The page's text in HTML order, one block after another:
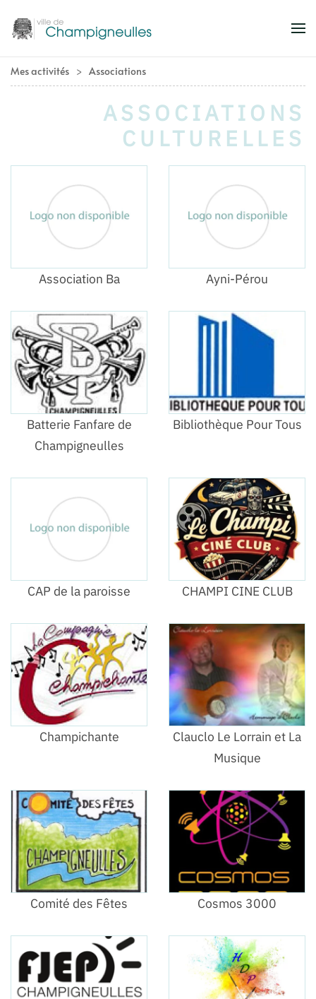
Accéder au contenu principal
Mes activités Associations
ASSOCIATIONS
CULTURELLES
Association Ba Ayni-Pérou
Batterie Fanfare de
Champigneulles
Bibliothèque Pour Tous
CAP de la paroisse CHAMPI CINE CLUB
Champichante
Clauclo Le Lorrain et La
Musique
Comité des Fêtes Cosmos 3000